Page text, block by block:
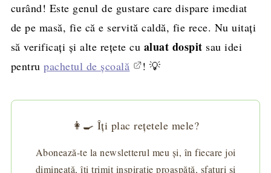
curând! Este genul de gustare care dispare imediat
de pe masă, fie că e servită caldă, fie rece. Nu uitați
să verificați și alte rețete cu aluat dospit sau idei
pentrupachetul de școală ! 💡
👩‍🍳 Îți plac rețetele mele?
Abonează-te la newsletterul meu și, în fiecare joi
dimineață, îți trimit inspirație proaspătă, sfaturi și